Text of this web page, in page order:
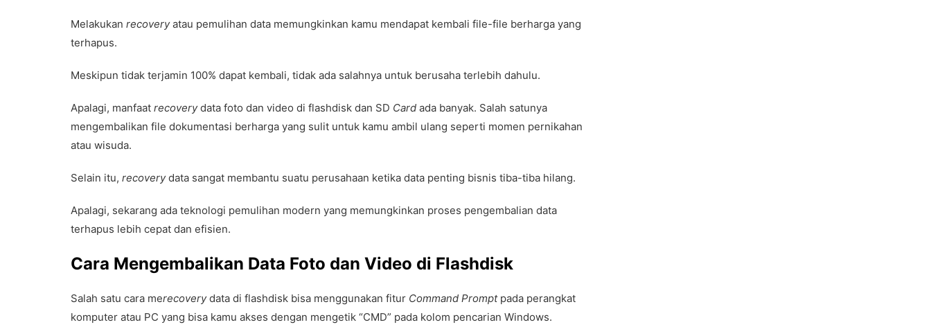
Melakukan recoveryatau pemulihan data memungkinkan kamu mendapat kembali file-file berharga yang
terhapus.
Meskipun tidak terjamin 100% dapat kembali, tidak ada salahnya untuk berusaha terlebih dahulu.
Apalagi, manfaat recoverydata foto dan video di flashdisk dan SD Card ada banyak. Salah satunya
mengembalikan file dokumentasi berharga yang sulit untuk kamu ambil ulang seperti momen pernikahan
atau wisuda.
Selain itu, recoverydata sangat membantu suatu perusahaan ketika data penting bisnis tiba-tiba hilang.
Apalagi, sekarang ada teknologi pemulihan modern yang memungkinkan proses pengembalian data
terhapus lebih cepat dan efisien.
Cara Mengembalikan Data Foto dan Video di Flashdisk
Salah satu cara merecoverydata di flashdisk bisa menggunakan fitur Command Promptpada perangkat
komputer atau PC yang bisa kamu akses dengan mengetik “CMD” pada kolom pencarian Windows.